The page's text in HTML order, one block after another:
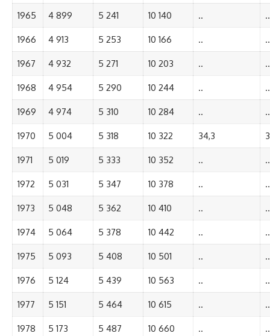
1965 4 899 5 241 10 140 .. ..
1966 4 913 5 253 10 166 .. ..
1967 4 932 5 271 10 203 .. ..
1968 4 954 5 290 10 244 .. ..
1969 4 974 5 310 10 284 .. ..
1970 5 004 5 318 10 322 34,3
1971 5 019 5 333 10 352 .. ..
1972 5 031 5 347 10 378 .. ..
1973 5 048 5 362 10 410 .. ..
1974 5 064 5 378 10 442 .. ..
1975 5 093 5 408 10 501 .. ..
1976 5 124 5 439 10 563 .. ..
1977 5 151 5 464 10 615 .. ..
1978 5 173 5 487 10 660 .. ..